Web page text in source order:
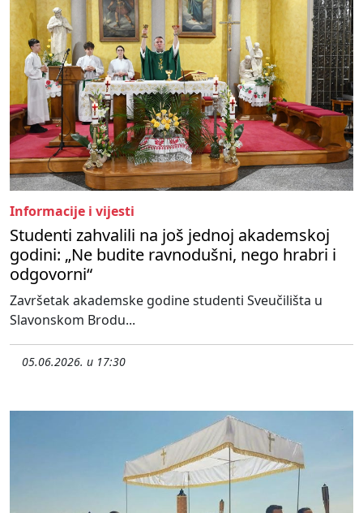
Informacije i vijesti
Studenti zahvalili na još jednoj akademskoj
godini: „Ne budite ravnodušni, nego hrabri i
odgovorni“
Završetak akademske godine studenti Sveučilišta u
Slavonskom Brodu...
05.06.2026. u 17:30